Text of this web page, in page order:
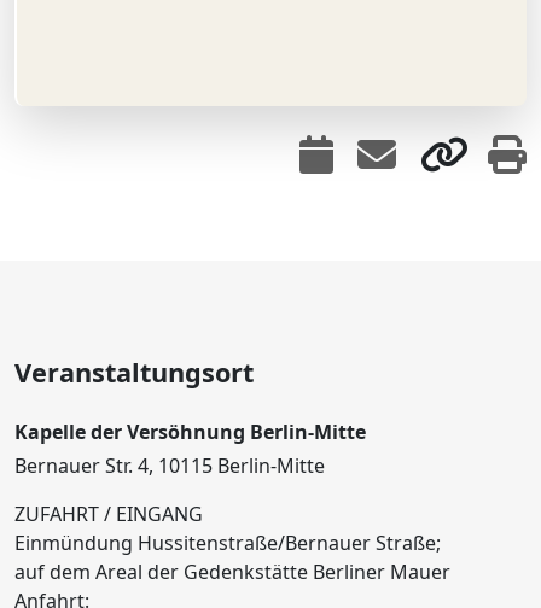
Veranstaltungsort
Kapelle der Versöhnung Berlin-Mitte
Bernauer Str. 4, 10115 Berlin-Mitte
ZUFAHRT / EINGANG
Einmündung Hussitenstraße/Bernauer Straße;
auf dem Areal der Gedenkstätte Berliner Mauer
Anfahrt: